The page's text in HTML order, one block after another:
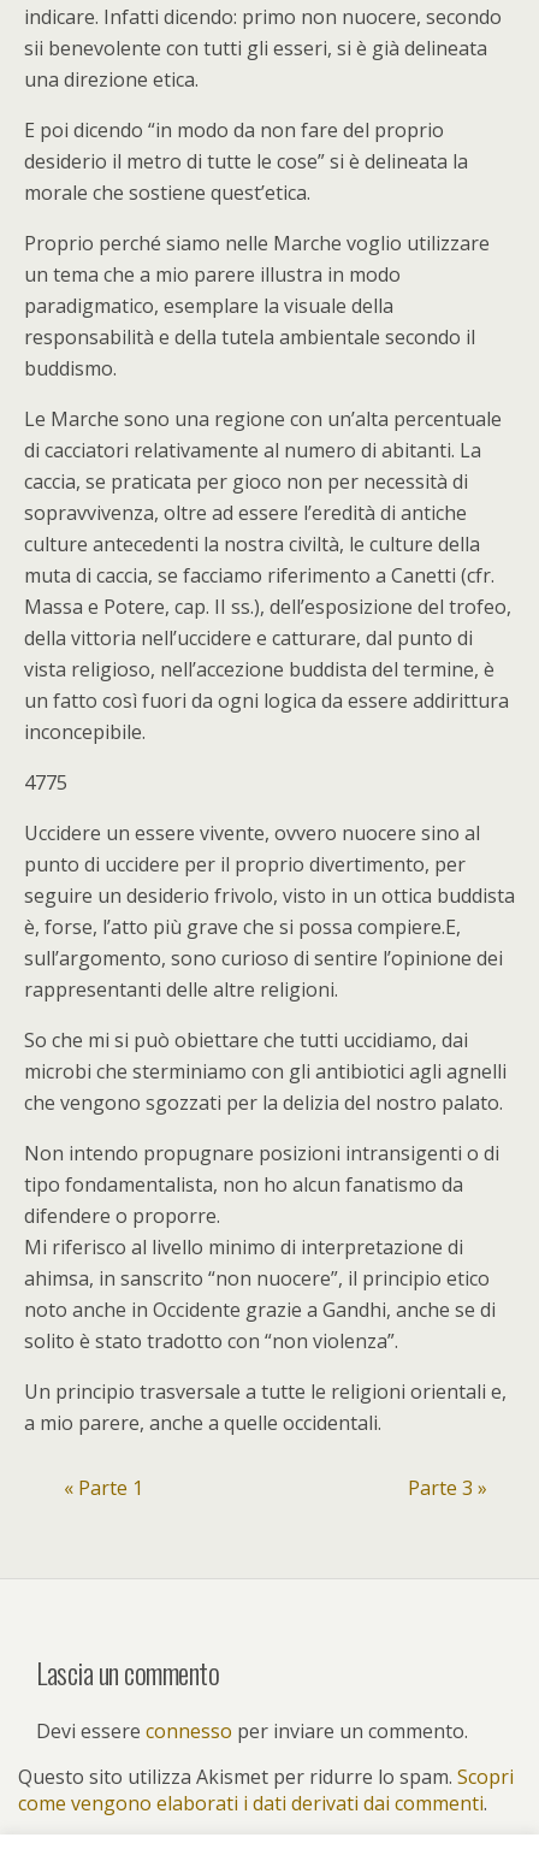
indicare. Infatti dicendo: primo non nuocere, secondo
sii benevolente con tutti gli esseri, si è già delineata
una direzione etica.
E poi dicendo “in modo da non fare del proprio
desiderio il metro di tutte le cose” si è delineata la
morale che sostiene quest’etica.
Proprio perché siamo nelle Marche voglio utilizzare
un tema che a mio parere illustra in modo
paradigmatico, esemplare la visuale della
responsabilità e della tutela ambientale secondo il
buddismo.
Le Marche sono una regione con un’alta percentuale
di cacciatori relativamente al numero di abitanti. La
caccia, se praticata per gioco non per necessità di
sopravvivenza, oltre ad essere l’eredità di antiche
culture antecedenti la nostra civiltà, le culture della
muta di caccia, se facciamo riferimento a Canetti (cfr.
Massa e Potere, cap. II ss.), dell’esposizione del trofeo,
della vittoria nell’uccidere e catturare, dal punto di
vista religioso, nell’accezione buddista del termine, è
un fatto così fuori da ogni logica da essere addirittura
inconcepibile.
4775
Uccidere un essere vivente, ovvero nuocere sino al
punto di uccidere per il proprio divertimento, per
seguire un desiderio frivolo, visto in un ottica buddista
è, forse, l’atto più grave che si possa compiere.E,
sull’argomento, sono curioso di sentire l’opinione dei
rappresentanti delle altre religioni.
So che mi si può obiettare che tutti uccidiamo, dai
microbi che sterminiamo con gli antibiotici agli agnelli
che vengono sgozzati per la delizia del nostro palato.
Non intendo propugnare posizioni intransigenti o di
tipo fondamentalista, non ho alcun fanatismo da
difendere o proporre.
Mi riferisco al livello minimo di interpretazione di
ahimsa, in sanscrito “non nuocere”, il principio etico
noto anche in Occidente grazie a Gandhi, anche se di
solito è stato tradotto con “non violenza”.
Un principio trasversale a tutte le religioni orientali e,
a mio parere, anche a quelle occidentali.
« Parte 1 Parte 3 »
Lascia un commento
Devi essere connesso per inviare un commento.
Questo sito utilizza Akismet per ridurre lo spam. Scopri
come vengono elaborati i dati derivati dai commenti.